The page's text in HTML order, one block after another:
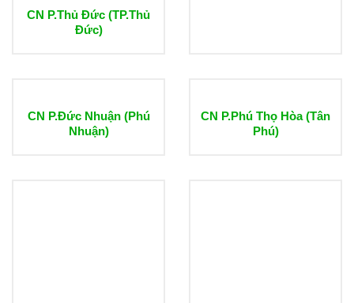
CN P.Thủ Đức (TP.Thủ
Đức)
CN P.Đức Nhuận (Phú
Nhuận)
CN P.Phú Thọ Hòa (Tân
Phú)